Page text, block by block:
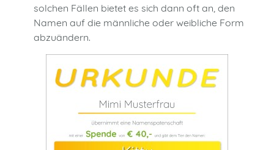
solchen Fällen bietet es sich dann oft an, den
Namen auf die männliche oder weibliche Form
abzuändern.